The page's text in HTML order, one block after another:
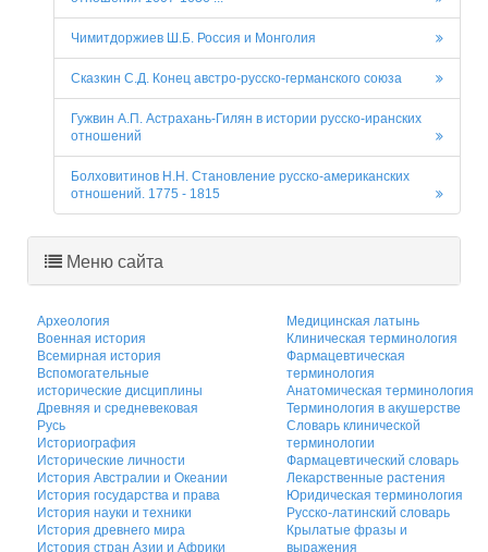
Чимитдоржиев Ш.Б. Россия и Монголия
Сказкин С.Д. Конец австро-русско-германского союза
Гужвин А.П. Астрахань-Гилян в истории русско-иранских
отношений
Болховитинов Н.Н. Становление русско-американских
отношений. 1775 - 1815
Меню сайта
Археология
Военная история
Всемирная история
Вспомогательные
исторические дисциплины
Древняя и средневековая
Русь
Историография
Исторические личности
История Австралии и Океании
История государства и права
История науки и техники
История древнего мира
История стран Азии и Африки
Медицинская латынь
Клиническая терминология
Фармацевтическая
терминология
Анатомическая терминология
Терминология в акушерстве
Словарь клинической
терминологии
Фармацевтический словарь
Лекарственные растения
Юридическая терминология
Русско-латинский словарь
Крылатые фразы и
выражения